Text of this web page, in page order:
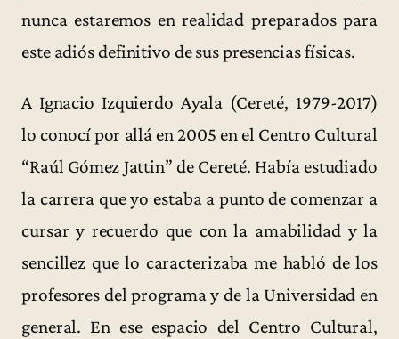
nunca estaremos en realidad preparados para
este adiós definitivo de sus presencias físicas.
A Ignacio Izquierdo Ayala (Cereté, 1979-2017)
lo conocí por allá en 2005 en el Centro Cultural
“Raúl Gómez Jattin” de Cereté. Había estudiado
la carrera que yo estaba a punto de comenzar a
cursar y recuerdo que con la amabilidad y la
sencillez que lo caracterizaba me habló de los
profesores del programa y de la Universidad en
general. En ese espacio del Centro Cultural,